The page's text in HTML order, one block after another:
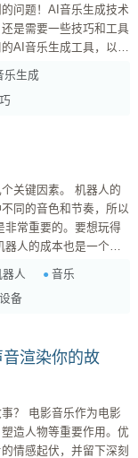
问题！AI音乐生成技术
是需要一些技巧和工具
AI音乐生成工具，以及
在电音创作的道路上更
我亲测觉得不错的几
乐生成
素。 机器人的
同的音色和节奏，所以
需要能够添加各种效果
人
音乐
备
渲染你的故
电影
造人物等重要作用。优
情感起伏，并留下深刻